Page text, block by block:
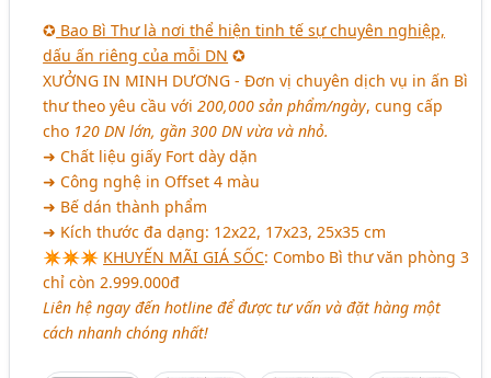
✪ Bao Bì Thư là nơi thể hiện tinh tế sự chuyên nghiệp,
dấu ấn riêng của mỗi DN ✪
XƯỞNG IN MINH DƯƠNG - Đơn vị chuyên dịch vụ in ấn Bì
thư theo yêu cầu với200,000 sản phẩm/ngày, cung cấp
cho 120 DN lớn, gần 300 DN vừa và nhỏ.
➜ Chất liệu giấy Fort dày dặn
➜ Công nghệ in Offset 4 màu
➜ Bế dán thành phẩm
➜ Kích thước đa dạng: 12x22, 17x23, 25x35 cm
✴✴✴ KHUYẾN MÃI GIÁ SỐC: Combo Bì thư văn phòng 3
chỉ còn 2.999.000đ
Liên hệ ngay đến hotline để được tư vấn và đặt hàng một
cách nhanh chóng nhất!